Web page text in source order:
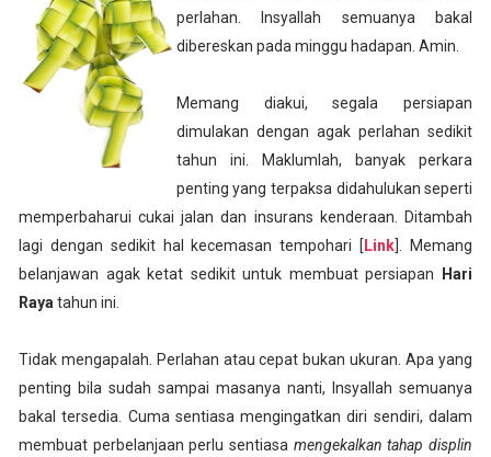
perlahan. Insyallah semuanya bakal
dibereskan pada minggu hadapan. Amin.
Memang diakui, segala persiapan
dimulakan dengan agak perlahan sedikit
tahun ini. Maklumlah, banyak perkara
penting yang terpaksa didahulukan seperti
memperbaharui cukai jalan dan insurans kenderaan. Ditambah
lagi dengan sedikit hal kecemasan tempohari [ Link ]. Memang
belanjawan agak ketat sedikit untuk membuat persiapan
Hari
Raya tahun ini.
Tidak mengapalah. Perlahan atau cepat bukan ukuran. Apa yang
penting bila sudah sampai masanya nanti, Insyallah semuanya
bakal tersedia. Cuma sentiasa mengingatkan diri sendiri, dalam
membuat perbelanjaan perlu sentiasa mengekalkan tahap displin